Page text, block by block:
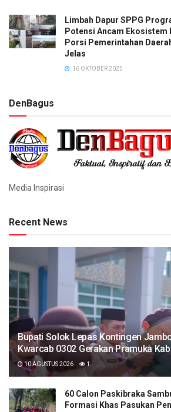
Limbah Dapur SPPG
Potensi Ancam Ekosistem
Porsi Pemerintahan
Jelas
16 OKTOBER 2025
DenBagus
Media Inspirasi
Recent News
Bupati Solok Lepas Kontingen
Kwarcab 0302 Gerakan Pramuka
10 AGUSTUS 2026 1
60 Calon Paskibraka
Formasi Khas Pasukan